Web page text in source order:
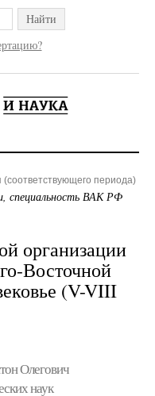
Найти
периода)
специальность ВАК РФ
организации
Восточной
(V-VIII
Олегович
наук